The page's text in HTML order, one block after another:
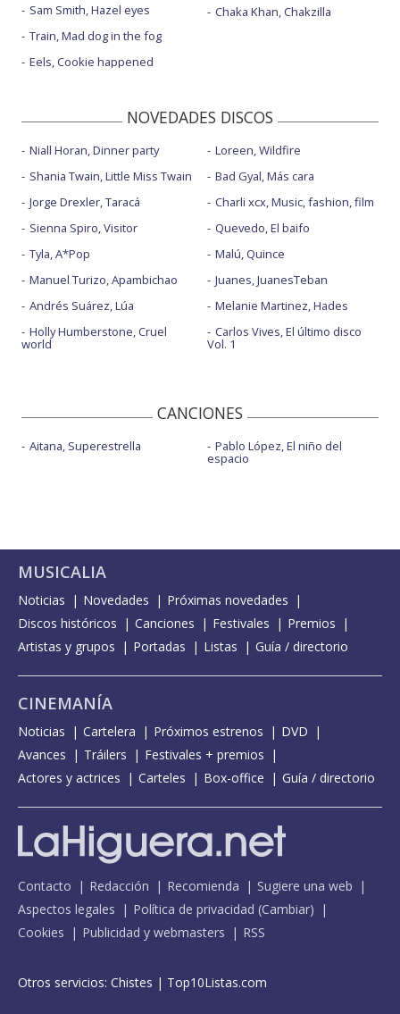
Sam Smith, Hazel eyes
Train, Mad dog in the fog
Eels, Cookie happened
Chaka Khan, Chakzilla
NOVEDADES DISCOS
Niall Horan, Dinner party
Shania Twain, Little Miss Twain
Jorge Drexler, Taracá
Sienna Spiro, Visitor
Tyla, A*Pop
Manuel Turizo, Apambichao
Andrés Suárez, Lúa
Holly Humberstone, Cruel
world
Loreen, Wildfire
Bad Gyal, Más cara
Charli xcx, Music, fashion, film
Quevedo, El baifo
Malú, Quince
Juanes, JuanesTeban
Melanie Martinez, Hades
Carlos Vives, El último disco
Vol. 1
CANCIONES
Aitana, Superestrella Pablo López, El niño del
espacio
MUSICALIA
Noticias Novedades
Próximas novedades
Discos históricos
Canciones Festivales
Premios
Artistas y grupos
Portadas Listas Guía / directorio
CINEMANÍA
Noticias Cartelera Próximos estrenos
DVD
Avances
Tráilers
Festivales + premios
Actores y actrices
Carteles Box-office Guía / directorio
Contacto Redacción Recomienda
Sugiere una web
Aspectos legales
Política de privacidad (Cambiar)
Cookies
Publicidad y webmasters RSS
Otros servicios: Chistes | Top10Listas.com